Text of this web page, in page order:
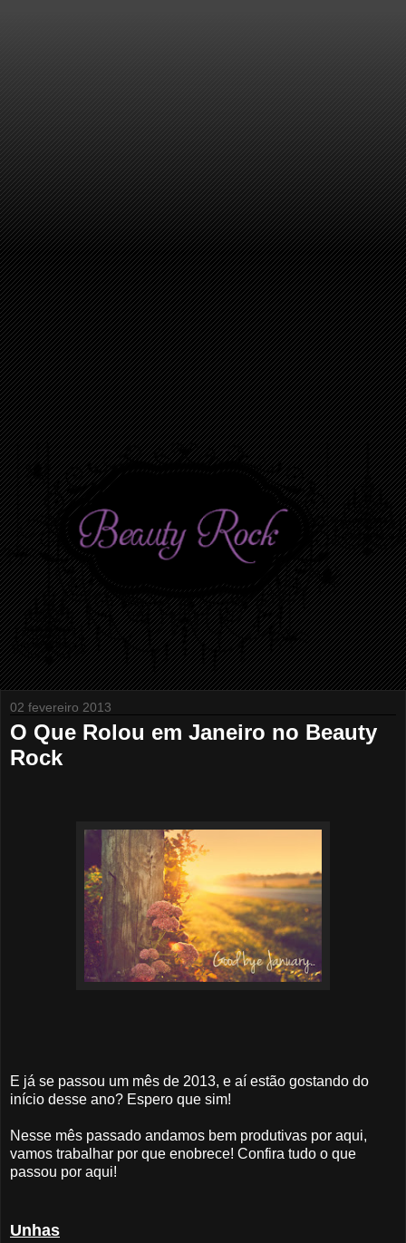
02 fevereiro 2013
O Que Rolou em Janeiro no Beauty
Rock
E já se passou um mês de 2013, e aí estão gostando do
início desse ano? Espero que sim!
Nesse mês passado andamos bem produtivas por aqui,
vamos trabalhar por que enobrece! Confira tudo o que
passou por aqui!
Unhas